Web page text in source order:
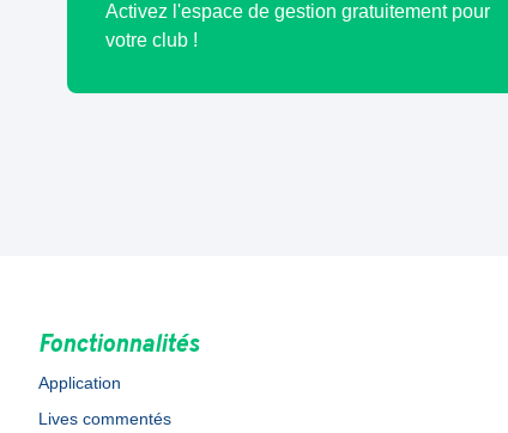
Activez l'espace de gestion gratuitement pour
votre club !
Fonctionnalités
Application
Lives commentés